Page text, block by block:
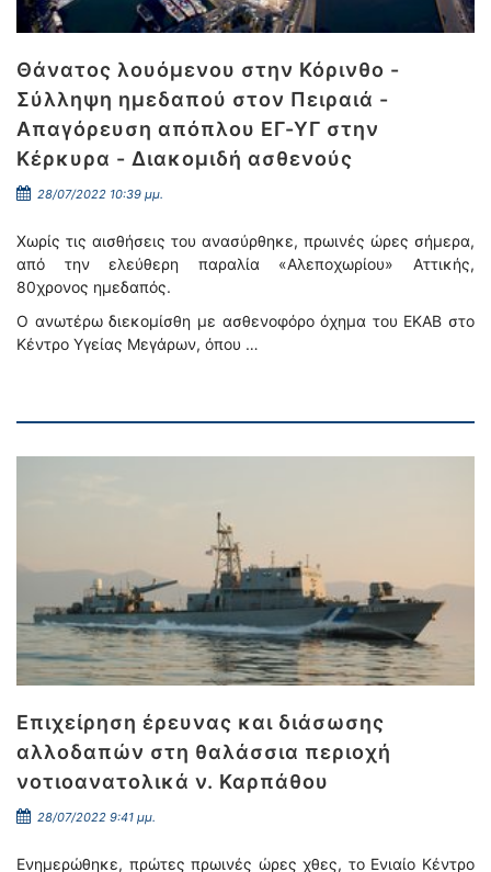
Θάνατος λουόμενου στην Κόρινθο -
Σύλληψη ημεδαπού στον Πειραιά -
Απαγόρευση απόπλου ΕΓ-ΥΓ στην
Κέρκυρα - Διακομιδή ασθενούς
28/07/2022 10:39 μμ.
Χωρίς τις αισθήσεις του ανασύρθηκε, πρωινές ώρες σήμερα,
από την ελεύθερη παραλία «Αλεποχωρίου» Αττικής,
80χρονος ημεδαπός.
Ο ανωτέρω διεκομίσθη με ασθενοφόρο όχημα του ΕΚΑΒ στο
Κέντρο Υγείας Μεγάρων, όπου …
Επιχείρηση έρευνας και διάσωσης
αλλοδαπών στη θαλάσσια περιοχή
νοτιοανατολικά ν. Καρπάθου
28/07/2022 9:41 μμ.
Ενημερώθηκε, πρώτες πρωινές ώρες χθες, το Ενιαίο Κέντρο